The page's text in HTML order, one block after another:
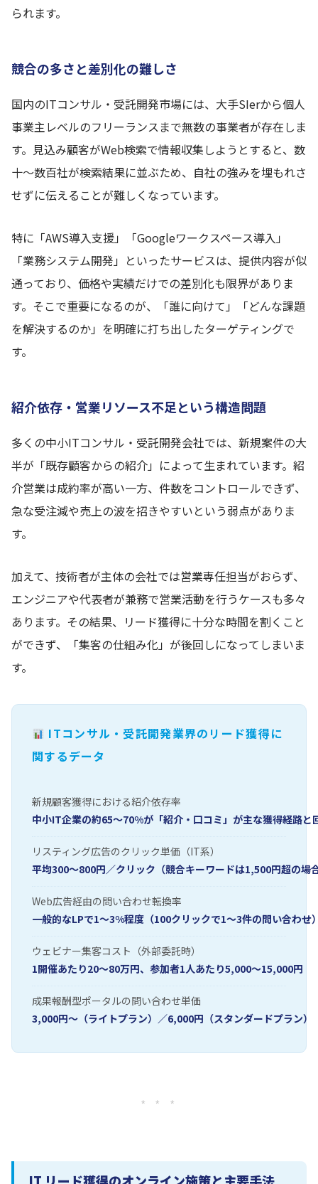
られます。
競合の多さと差別化の難しさ
国内のITコンサル・受託開発市場には、大手SIerから個人
事業主レベルのフリーランスまで無数の事業者が存在しま
す。見込み顧客がWeb検索で情報収集しようとすると、数
十〜数百社が検索結果に並ぶため、自社の強みを埋もれさ
せずに伝えることが難しくなっています。
特に「AWS導入支援」「Googleワークスペース導入」
「業務システム開発」といったサービスは、提供内容が似
通っており、価格や実績だけでの差別化も限界がありま
す。そこで重要になるのが、「誰に向けて」「どんな課題
を解決するのか」を明確に打ち出したターゲティングで
す。
紹介依存・営業リソース不足という構造問題
多くの中小ITコンサル・受託開発会社では、新規案件の大
半が「既存顧客からの紹介」によって生まれています。紹
介営業は成約率が高い一方、件数をコントロールできず、
急な受注減や売上の波を招きやすいという弱点がありま
す。
加えて、技術者が主体の会社では営業専任担当がおらず、
エンジニアや代表者が兼務で営業活動を行うケースも多々
あります。その結果、リード獲得に十分な時間を割くこと
ができず、「集客の仕組み化」が後回しになってしまいま
す。
ITコンサル・受託開発業界のリード獲得に
関するデータ
新規顧客獲得における紹介依存率
中小IT企業の約65〜70%が「紹介・口コミ」が主な獲得経路と
リスティング広告のクリック単価（IT系）
平均300〜800円／クリック（競合キーワードは1,500円超の場
Web広告経由の問い合わせ転換率
一般的なLPで1〜3%程度（100クリックで1〜3件の問い合わせ
ウェビナー集客コスト（外部委託時）
1開催あたり20〜80万円、参加者1人あたり5,000〜15,000円
成果報酬型ポータルの問い合わせ単価
3,000円〜（ライトプラン）／6,000円（スタンダードプラン）
* * *